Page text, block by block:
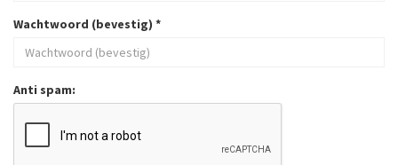
Wachtwoord (bevestig) *
Anti spam: